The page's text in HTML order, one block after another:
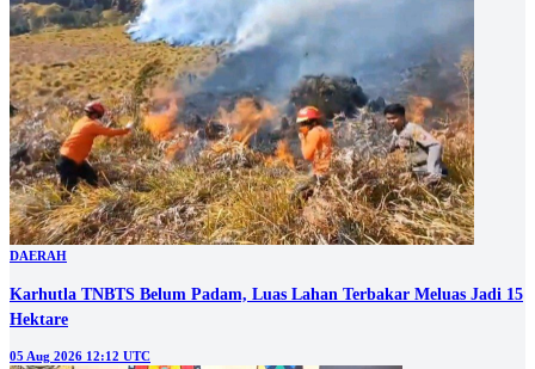
DAERAH
Karhutla TNBTS Belum Padam, Luas Lahan Terbakar Meluas Jadi 15
Hektare
05 Aug 2026 12:12 UTC